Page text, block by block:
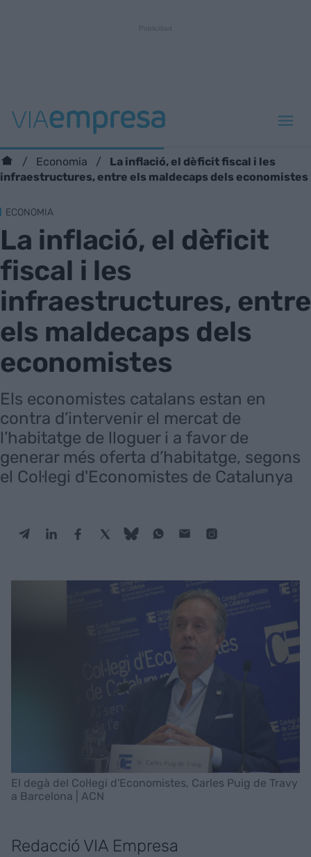
Economia
La inflació, el dèficit fiscal i les
infraestructures, entre els maldecaps dels economistes
ECONOMIA
La inflació, el dèficit
fiscal i les
infraestructures, entre
els maldecaps dels
economistes
Els economistes catalans estan en
contra d’intervenir el mercat de
l’habitatge de lloguer i a favor de
generar més oferta d’habitatge, segons
el Col·legi d'Economistes de Catalunya
El degà del Col·legi d'Economistes, Carles Puig de Travy
a Barcelona | ACN
Redacció VIA Empresa